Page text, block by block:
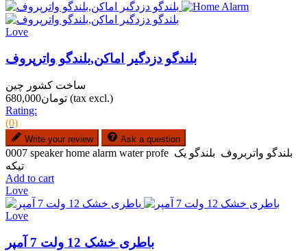
Love
بلندگو دزدگیر اماکن,بلندگو واترپروف
ساخت کشور چین
تومان680,000 (tax excl.)
Rating:
(0)
Write your review Ask a question
0007 speaker home alarm water profe بلندگو واتربروف بلندگو یک
تیکه
Add to cart
Love
Love
باطری خشک 12 ولت 7 آمپر